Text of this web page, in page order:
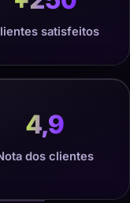
satisfeitos
4,9
dos clientes